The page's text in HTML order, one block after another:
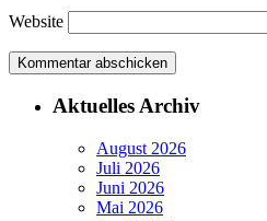
Website
Aktuelles Archiv
August 2026
Juli 2026
Juni 2026
Mai 2026